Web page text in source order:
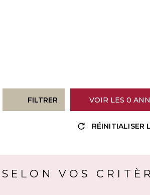
FILTRER VOIR LES 0
RÉINITIALISER
Trier par
VOS